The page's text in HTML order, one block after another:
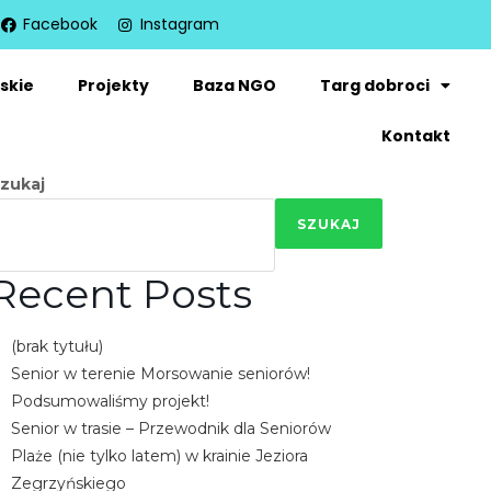
Facebook Instagram
Projekty Baza NGO Targ dobroci
Kontakt
SZUKAJ
Posts
(brak tytułu)
Senior w terenie Morsowanie seniorów!
Podsumowaliśmy projekt!
Senior w trasie – Przewodnik dla Seniorów
Plaże (nie tylko latem) w krainie Jeziora
Zegrzyńskiego